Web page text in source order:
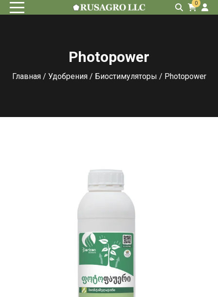
0
Photopower
Главная/ Удобрения/ Биостимуляторы / Photopower